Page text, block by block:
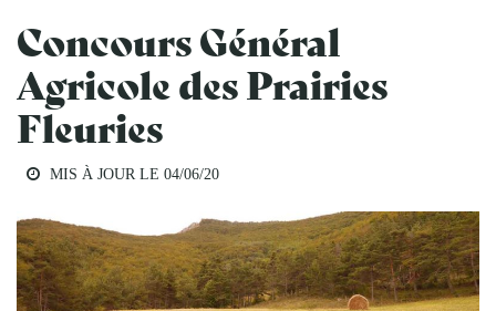
Concours Général
Agricole des Prairies
Fleuries
MIS À JOUR LE 04/06/20